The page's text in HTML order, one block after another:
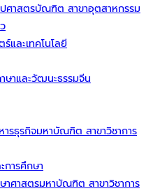
ศาสตรบัณฑิต สาขาอุตสาหกรรม
และเทคโนโลยี
ษาและวัฒนะธรรมจีน
รธุรกิจมหาบัณฑิต สาขาวิชาการ
ารศึกษา
ศาสตรมหาบัณฑิต สาขาวิชาการ